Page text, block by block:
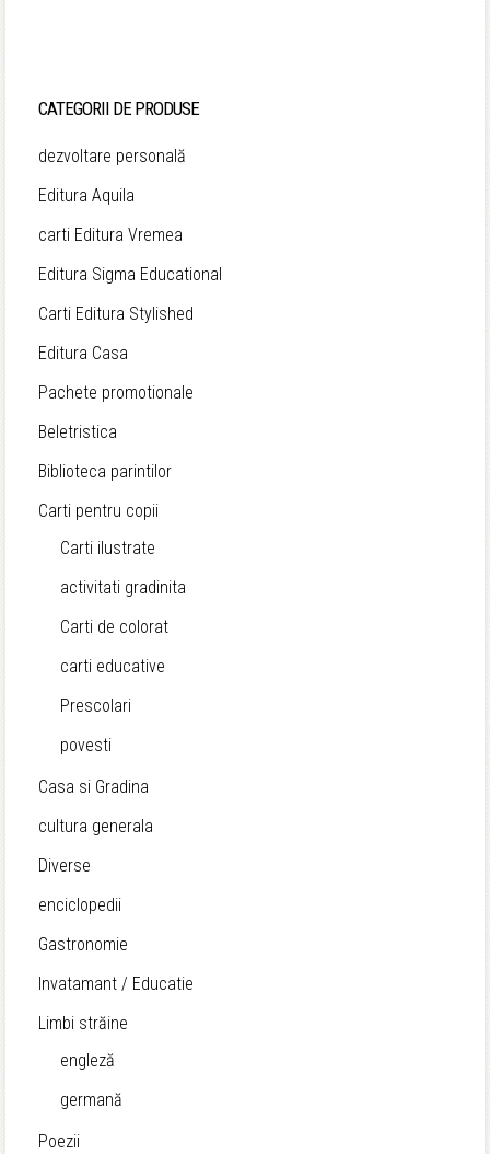
fost:
21,50 lei.
CATEGORII DE PRODUSE
dezvoltare personală
Editura Aquila
carti Editura Vremea
Editura Sigma Educational
Carti Editura Stylished
Editura Casa
Pachete promotionale
Beletristica
Biblioteca parintilor
Carti pentru copii
Carti ilustrate
activitati gradinita
Carti de colorat
carti educative
Prescolari
povesti
Casa si Gradina
cultura generala
Diverse
enciclopedii
Gastronomie
Invatamant / Educatie
Limbi străine
engleză
germană
Poezii